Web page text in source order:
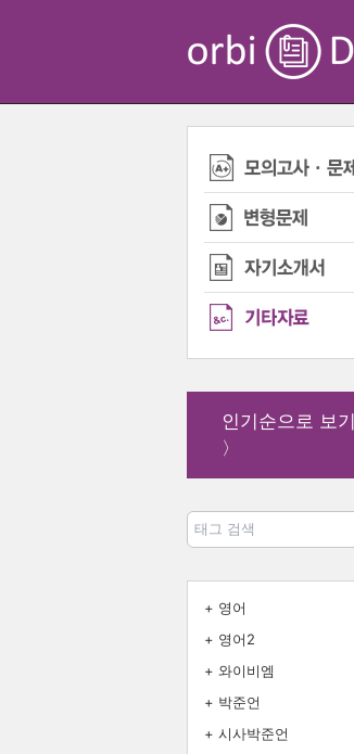
인기순으로 보기
〉
+ 영어
+ 영어2
+ 와이비엠
+ 박준언
+ 시사박준언